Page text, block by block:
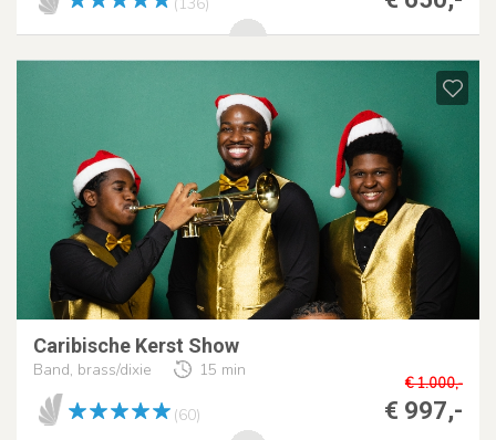
Caribische Kerst Show
Band, brass/dixie 15 min
€ 1.000,-
€ 997,-
(60)